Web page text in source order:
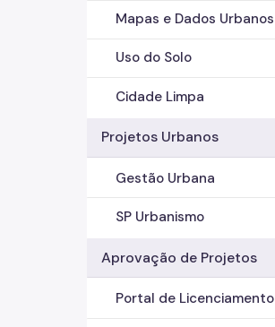
Mapas e Dados Urbanos
Uso do Solo
Cidade Limpa
Projetos Urbanos
Gestão Urbana
SP Urbanismo
Aprovação de Projetos
Portal de Licenciamento